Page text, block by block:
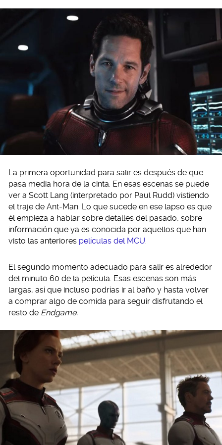
La primera oportunidad para salir es después de que
pasa media hora de la cinta. En esas escenas se puede
ver a Scott Lang (interpretado por Paul Rudd) vistiendo
el traje de Ant-Man. Lo que sucede en ese lapso es que
él empieza a hablar sobre detalles del pasado, sobre
información que ya es conocida por aquellos que han
visto las anteriores películas del MCU.
El segundo momento adecuado para salir es alrededor
del minuto 60 de la película. Esas escenas son más
largas, así que incluso podrías ir al baño y hasta volver
a comprar algo de comida para seguir disfrutando el
resto de Endgame.